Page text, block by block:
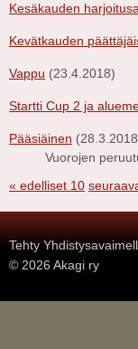
Kesäkauden
Kevätkauden
Vappu (23.4.2018)
Startti Cup 2 ja
Pääsiäinen
Vuorojen
« edelliset 10
Tehty
© 2026 Akagi ry